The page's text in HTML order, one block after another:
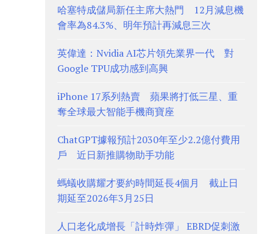
哈塞特成儲局新任主席大熱門 12月減息機
會率為84.3%、明年預計再減息三次
英偉達：Nvidia AI芯片領先業界一代 對
Google TPU成功感到高興
iPhone 17系列熱賣 蘋果將打低三星、重
奪全球最大智能手機商寶座
ChatGPT據報預計2030年至少2.2億付費用
戶 近日新推購物助手功能
螞蟻收購耀才要約時間延長4個月 截止日
期延至2026年3月25日
人口老化成增長「計時炸彈」 EBRD促刺激